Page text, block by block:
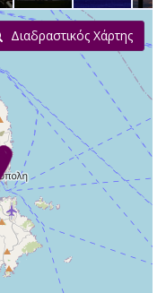
Διαδραστικός Χάρτης